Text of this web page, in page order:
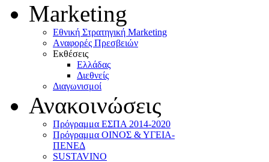
Marketing
Eθνική Στρατηγική Marketing
Aναφορές Πρεσβειών
Eκθέσεις
Eλλάδας
Διεθνείς
Διαγωνισμοί
Ανακοινώσεις
Πρόγραμμα ΕΣΠΑ 2014-2020
Πρόγραμμα ΟΙΝΟΣ & ΥΓΕΙΑ-
ΠΕΝΕΔ
SUSTAVINO